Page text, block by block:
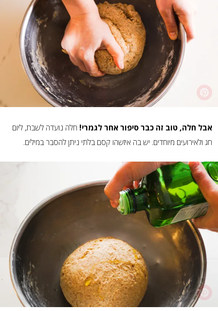
אבל חלה, טוב זה כבר סיפור אחר לגמרי! חלה נועדה לשבת, ליום
חג ולאירועים מיוחדים. יש בה איזשהו קסם בלתי ניתן להסבר במילים.